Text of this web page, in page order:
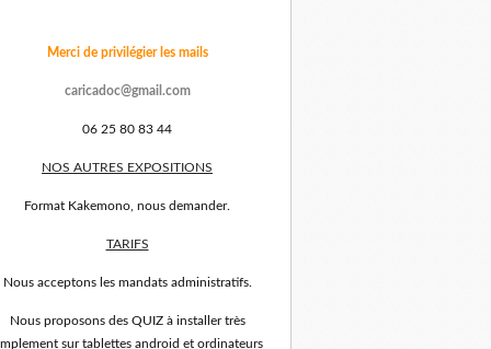
Merci de privilégier les mails
caricadoc@gmail.com
06 25 80 83 44
NOS AUTRES EXPOSITIONS
Format Kakemono, nous demander.
TARIFS
Nous acceptons les mandats administratifs.
Nous proposons des QUIZ à installer très
sur tablettes android et ordinateurs